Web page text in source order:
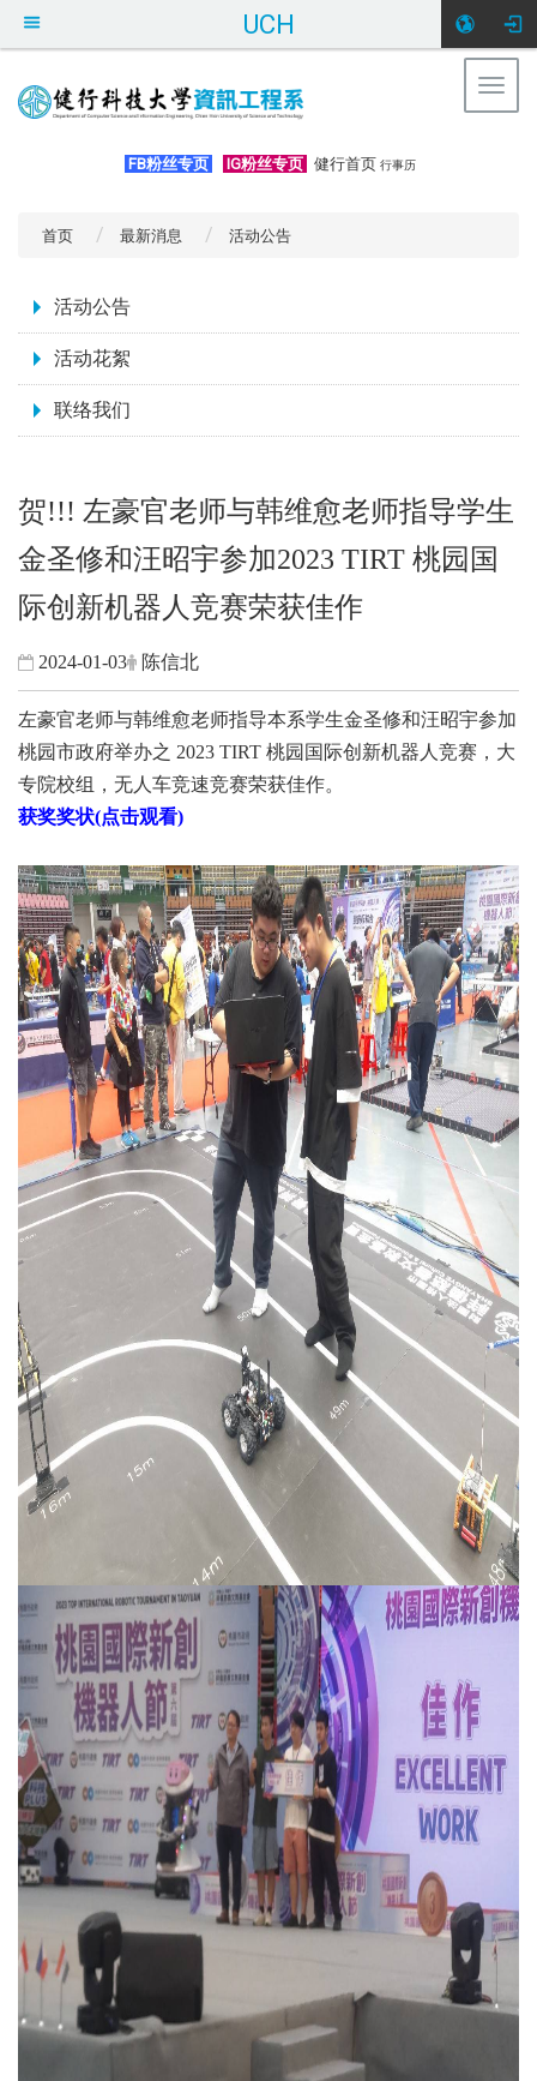
UCH
FB粉丝专页 IG粉丝专页 健行首页 行事历
首页 最新消息 活动公告
活动公告
活动花絮
联络我们
贺!!! 左豪官老师与韩维愈老师指导学生
金圣修和汪昭宇参加2023 TIRT 桃园国
际创新机器人竞赛荣获佳作
2024-01-03 陈信北
左豪官老师与韩维愈老师指导本系学生金圣修和汪昭宇参加
桃园市政府举办之 2023 TIRT 桃园国际创新机器人竞赛，大
专院校组，无人车竞速竞赛荣获佳作。
获奖奖状(点击观看)